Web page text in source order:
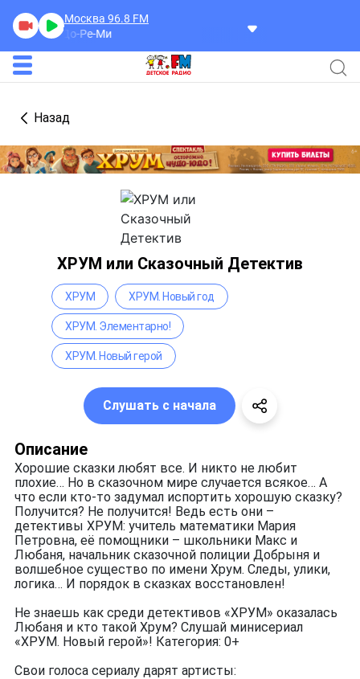
Москва 96.8 FM
До-Ре-Ми
Назад
ХРУМ или Сказочный Детектив
Описание
Хорошие сказки любят все. И никто не любит
плохие… Но в сказочном мире случается всякое… А
что если кто-то задумал испортить хорошую сказку?
Получится? Не получится! Ведь есть они –
детективы ХРУМ: учитель математики Мария
Петровна, её помощники – школьники Макс и
Любаня, начальник сказочной полиции Добрыня и
волшебное существо по имени Хрум. Следы, улики,
логика… И порядок в сказках восстановлен!
Не знаешь как среди детективов «ХРУМ» оказалась
Любаня и кто такой Хрум? Слушай минисериал
«ХРУМ. Новый герой»! Категория: 0+
Свои голоса сериалу дарят артисты:
ХРУМ ХРУМ. Новый год
ХРУМ. Элементарно!
ХРУМ. Новый герой
Слушать с начала